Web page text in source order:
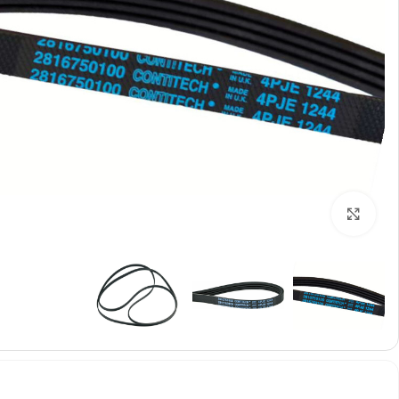
-2%